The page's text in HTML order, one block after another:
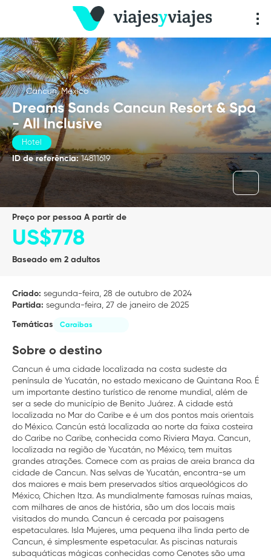
Cancun, México
Dreams Sands Cancun Resort & Spa
- All Inclusive
Hotel
ID de referência: 14811619
preço por pessoa A partir de
US$778
Baseado em 2 adultos
Criado: segunda-feira, 28 de outubro de 2024
Partida: segunda-feira, 27 de janeiro de 2025
Temáticas Caraibas
Sobre o destino
Cancun é uma cidade localizada na costa sudeste da
península de Yucatán, no estado mexicano de Quintana Roo. É
um importante destino turístico de renome mundial, além de
ser a sede do município de Benito Juárez. A cidade está
localizada no Mar do Caribe e é um dos pontos mais orientais
do México. Cancún está localizada ao norte da faixa costeira
do Caribe no Caribe, conhecida como Riviera Maya. Cancun,
localizada na região de Yucatán, no México, tem muitas
grandes atrações. Comece com as praias de areia branca da
cidade de Cancun. Nas selvas de Yucatán, encontra-se um
dos maiores e mais bem preservados sítios arqueológicos do
México, Chichen Itza. As mundialmente famosas ruínas maias,
com milhares de anos de história, são um dos locais mais
visitados do mundo. Cancun é cercada por paisagens
espetaculares. Isla Mujeres, uma pequena ilha linda perto de
Cancun, é simplesmente espetacular. As piscinas naturais
subaquáticas mágicas conhecidas como Cenotes são uma